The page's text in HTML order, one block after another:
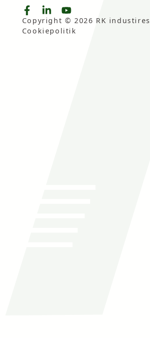
Copyright © 2026 RK industires
Cookiepolitik